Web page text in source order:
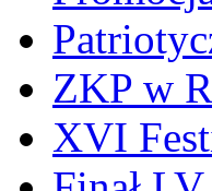
ZKP w
XVI